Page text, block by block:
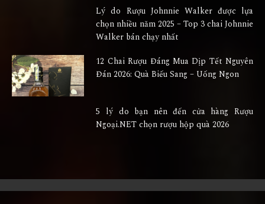
Lý do Rượu Johnnie Walker được lựa
chọn nhiều năm 2025 – Top 3 chai Johnnie
Walker bán chạy nhất
12 Chai Rượu Đáng Mua Dịp Tết Nguyên
Đán 2026: Quà Biếu Sang – Uống Ngon
5 lý do bạn nên đến cửa hàng Rượu
Ngoại.NET chọn rượu hộp quà 2026